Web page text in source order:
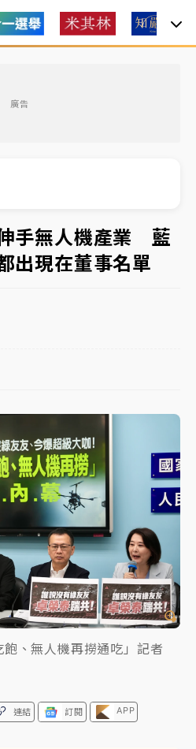
廣告
部以北防豪雨 今晚、明天影
出不進 未移置車輛最高罰
下周一汽柴油價格維持不變
！新北淡水赫見龍捲風 榕樹
部以北防豪雨 今晚、明天影
出不進 未移置車輛最高罰
手無人機產業 藍
出現在董事名單
、無人機再撈通吃」記者
連結 訂閱 APP